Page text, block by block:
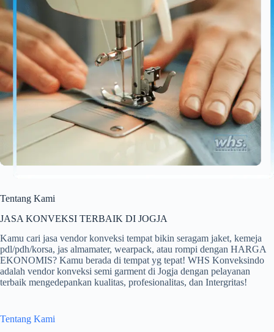
Tentang Kami
JASA KONVEKSI TERBAIK DI JOGJA
Kamu cari jasa vendor konveksi tempat bikin seragam jaket, kemeja
pdl/pdh/korsa, jas almamater, wearpack, atau rompi dengan HARGA
EKONOMIS? Kamu berada di tempat yg tepat! WHS Konveksindo
adalah vendor konveksi semi garment di Jogja dengan pelayanan
terbaik mengedepankan kualitas, profesionalitas, dan Intergritas!
Tentang Kami